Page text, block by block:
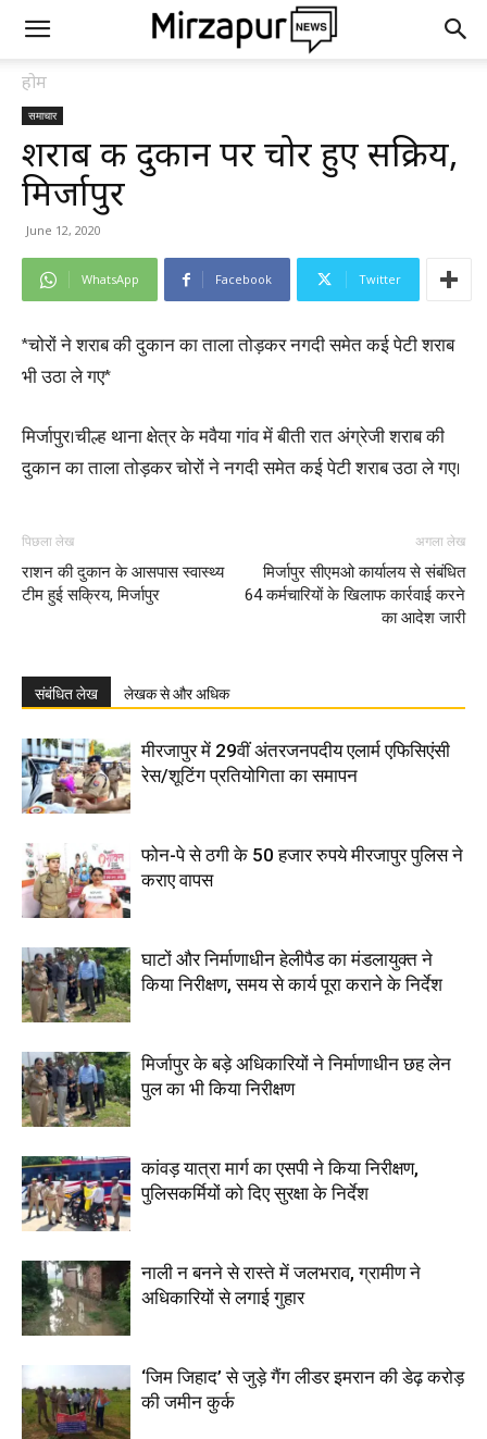
होम
समाचार
शराब की दुकान पर चोर हुए सक्रिय,
मिर्जापुर
June 12, 2020
WhatsApp Facebook Twitter
*चोरों ने शराब की दुकान का ताला तोड़कर नगदी समेत कई पेटी शराब
भी उठा ले गए*
मिर्जापुर।चील्ह थाना क्षेत्र के मवैया गांव में बीती रात अंग्रेजी शराब की
दुकान का ताला तोड़कर चोरों ने नगदी समेत कई पेटी शराब उठा ले गए।
पिछला लेख
राशन की दुकान के आसपास स्वास्थ्य
टीम हुई सक्रिय, मिर्जापुर
अगला लेख
मिर्जापुर सीएमओ कार्यालय से संबंधित
64 कर्मचारियों के खिलाफ कार्रवाई करने
का आदेश जारी
संबंधित लेख लेखक से और अधिक
मीरजापुर में 29वीं अंतरजनपदीय एलार्म एफिसिएंसी
रेस/शूटिंग प्रतियोगिता का समापन
फोन-पे से ठगी के 50 हजार रुपये मीरजापुर पुलिस ने
कराए वापस
घाटों और निर्माणाधीन हेलीपैड का मंडलायुक्त ने
किया निरीक्षण, समय से कार्य पूरा कराने के निर्देश
मिर्जापुर के बड़े अधिकारियों ने निर्माणाधीन छह लेन
पुल का भी किया निरीक्षण
कांवड़ यात्रा मार्ग का एसपी ने किया निरीक्षण,
पुलिसकर्मियों को दिए सुरक्षा के निर्देश
नाली न बनने से रास्ते में जलभराव, ग्रामीण ने
अधिकारियों से लगाई गुहार
‘जिम जिहाद’ से जुड़े गैंग लीडर इमरान की डेढ़ करोड़
की जमीन कुर्क